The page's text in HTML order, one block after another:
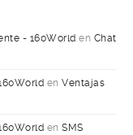
- 160World en Chat
en Ventajas
en SMS